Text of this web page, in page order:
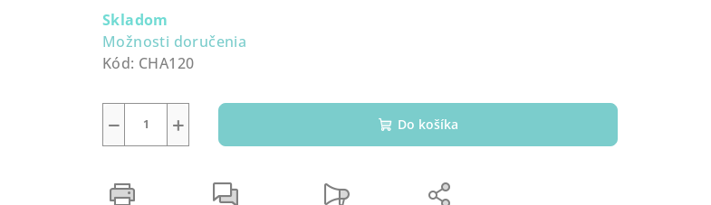
cena:
Skladom
Možnosti doručenia
Kód: CHA120
+
− Do košíka